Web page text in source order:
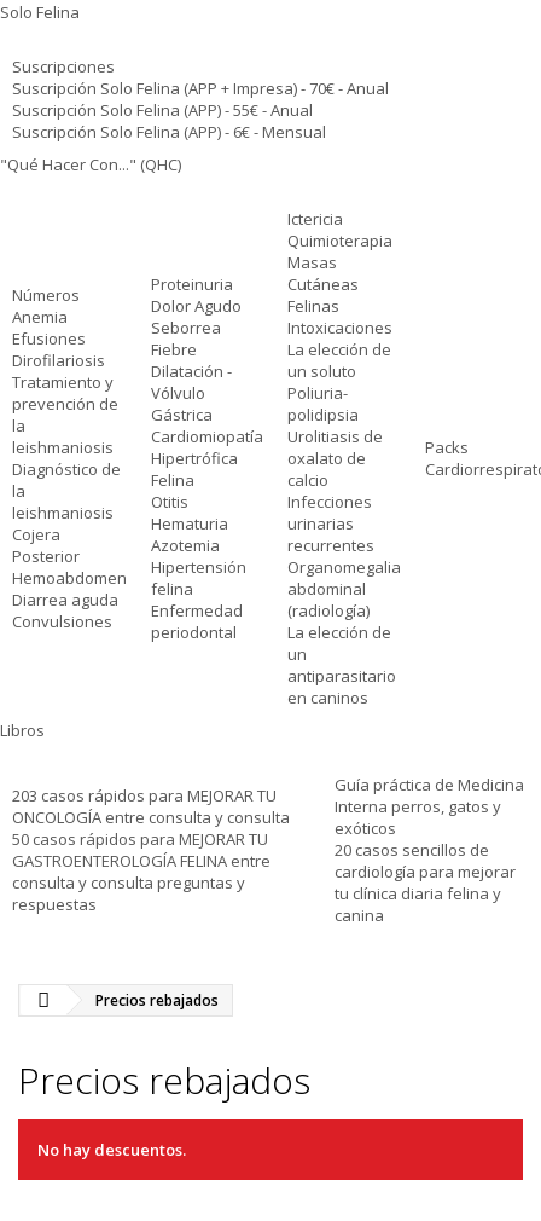
Solo Felina
Suscripciones
Suscripción Solo Felina (APP + Impresa) - 70€ - Anual
Suscripción Solo Felina (APP) - 55€ - Anual
Suscripción Solo Felina (APP) - 6€ - Mensual
"Qué Hacer Con..." (QHC)
Números
Anemia
Efusiones
Dirofilariosis
Tratamiento y
prevención de
la
leishmaniosis
Diagnóstico de
la
leishmaniosis
Cojera
Posterior
Hemoabdomen
Diarrea aguda
Convulsiones
Proteinuria
Dolor Agudo
Seborrea
Fiebre
Dilatación -
Vólvulo
Gástrica
Cardiomiopatía
Hipertrófica
Felina
Otitis
Hematuria
Azotemia
Hipertensión
felina
Enfermedad
periodontal
Ictericia
Quimioterapia
Masas
Cutáneas
Felinas
Intoxicaciones
La elección de
un soluto
Poliuria-
polidipsia
Urolitiasis de
oxalato de
calcio
Infecciones
urinarias
recurrentes
Organomegalia
abdominal
(radiología)
La elección de
un
antiparasitario
en caninos
Packs
Libros
203 casos rápidos para MEJORAR TU
ONCOLOGÍA entre consulta y consulta
50 casos rápidos para MEJORAR TU
GASTROENTEROLOGÍA FELINA entre
consulta y consulta preguntas y
respuestas
Guía práctica de Medicina
Interna perros, gatos y
exóticos
20 casos sencillos de
cardiología para mejorar
tu clínica diaria felina y
canina
Precios rebajados
Precios rebajados
No hay descuentos.